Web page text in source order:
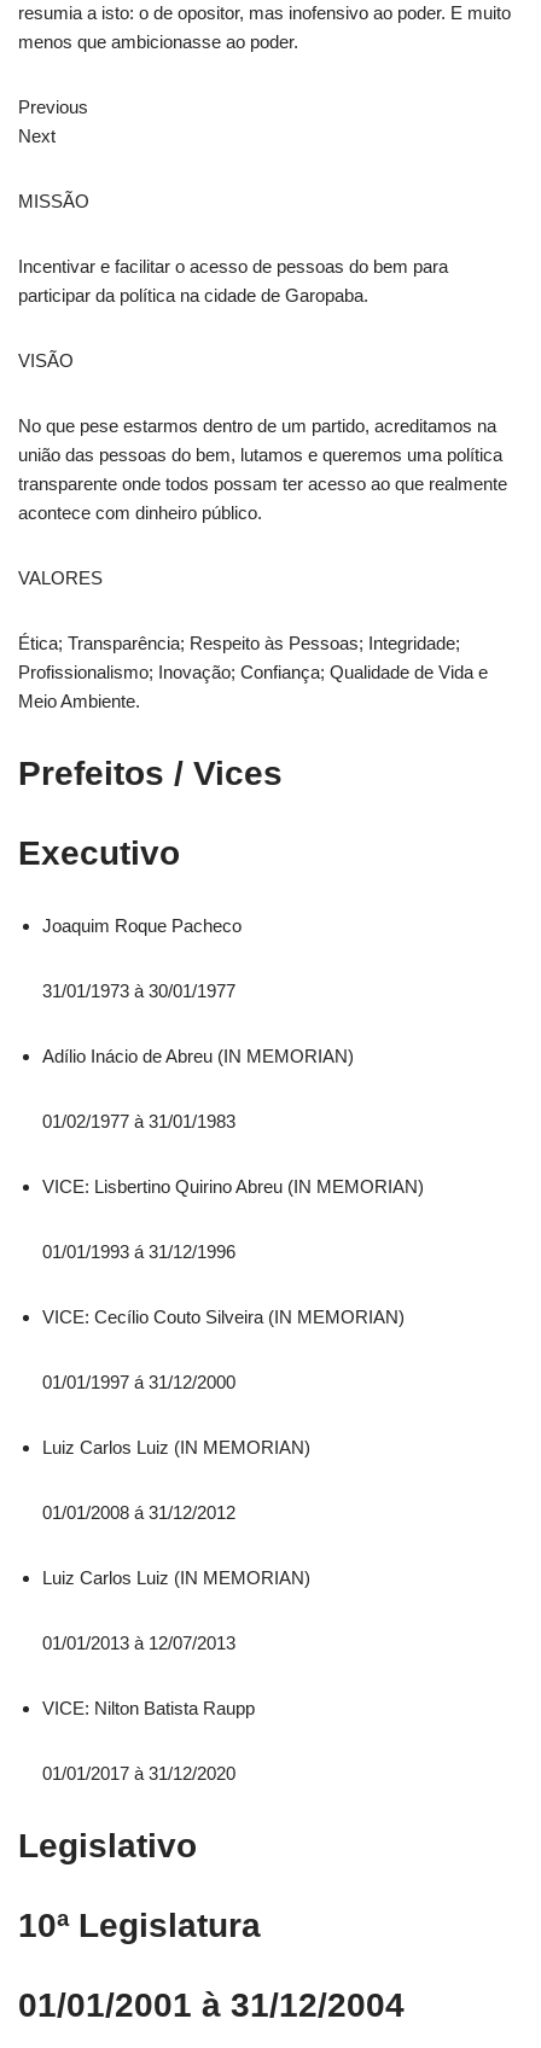
resumia a isto: o de opositor, mas inofensivo ao poder. E muito
menos que ambicionasse ao poder.
Previous
Next
MISSÃO
Incentivar e facilitar o acesso de pessoas do bem para
participar da política na cidade de Garopaba.
VISÃO
No que pese estarmos dentro de um partido, acreditamos na
união das pessoas do bem, lutamos e queremos uma política
transparente onde todos possam ter acesso ao que realmente
acontece com dinheiro público.
VALORES
Ética; Transparência; Respeito às Pessoas; Integridade;
Profissionalismo; Inovação; Confiança; Qualidade de Vida e
Meio Ambiente.
Prefeitos / Vices
Executivo
Joaquim Roque Pacheco
31/01/1973 à 30/01/1977
Adílio Inácio de Abreu (IN MEMORIAN)
01/02/1977 à 31/01/1983
VICE: Lisbertino Quirino Abreu (IN MEMORIAN)
01/01/1993 á 31/12/1996
VICE: Cecílio Couto Silveira (IN MEMORIAN)
01/01/1997 á 31/12/2000
Luiz Carlos Luiz (IN MEMORIAN)
01/01/2008 á 31/12/2012
Luiz Carlos Luiz (IN MEMORIAN)
01/01/2013 à 12/07/2013
VICE: Nilton Batista Raupp
01/01/2017 à 31/12/2020
Legislativo
10ª Legislatura
01/01/2001 à 31/12/2004